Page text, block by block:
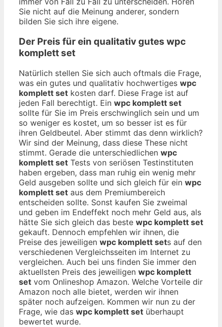
Sie nicht auf die Meinung anderer, sondern
bilden Sie sich ihre eigene.
Der Preis für ein qualitativ gutes wpc
komplett set
Natürlich stellen Sie sich auch oftmals die Frage,
was ein gutes und qualitativ hochwertiges wpc
komplett set kosten darf. Diese Frage ist auf
jeden Fall berechtigt. Ein wpc komplett set
sollte für Sie im Preis erschwinglich sein und um
so weniger es kostet, um so besser ist es für
ihren Geldbeutel. Aber stimmt das denn wirklich?
Wir sind der Meinung, dass diese These nicht
stimmt. Gerade die unterschiedlichen wpc
komplett set Tests von seriösen Testinstituten
haben ergeben, dass man ruhig ein wenig mehr
Geld ausgeben sollte und sich gleich für ein wpc
komplett set aus dem Premiumbereich
entscheiden sollte. Sonst kaufen Sie zweimal
und geben im Endeffekt noch mehr Geld aus, als
hätte Sie sich gleich das beste wpc komplett set
gekauft. Dennoch empfehlen wir ihnen, die
Preise des jeweiligen wpc komplett sets auf den
verschiedenen Vergleichsseiten im Internet zu
vergleichen. Auch bei uns finden Sie immer den
aktuellsten Preis des jeweiligen wpc komplett
set vom Onlineshop Amazon. Welche Vorteile dir
Amazon noch alle bietet, werden wir ihnen
später noch aufzeigen. Kommen wir nun zu der
Frage, wie das wpc komplett set überhaupt
bewertet wurde.